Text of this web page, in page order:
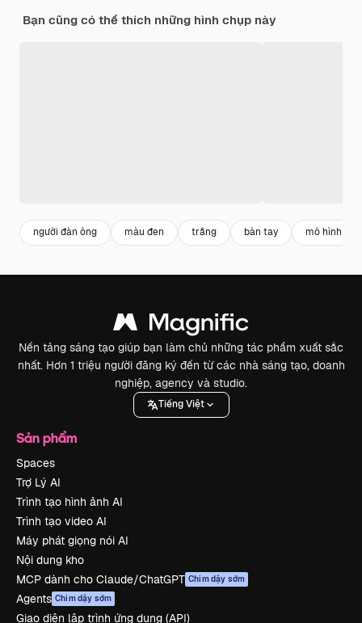
Bạn cũng có thể thích những hình chụp này
người đàn ông màu đen trắng bàn tay mô hình
Nền tảng sáng tạo giúp bạn làm chủ những tác phẩm xuất sắc
nhất. Hơn 1 triệu người đăng ký đến từ các nhà sáng tạo, doanh
nghiệp, agency và studio.
Tiếng Việt
Sản phẩm
Spaces
Trợ Lý AI
Trình tạo hình ảnh AI
Trình tạo video AI
Máy phát giọng nói AI
Nội dung kho
MCP dành cho Claude/ChatGPT Chim dậy sớm
Agents Chim dậy sớm
Giao diện lập trình ứng dụng (API)